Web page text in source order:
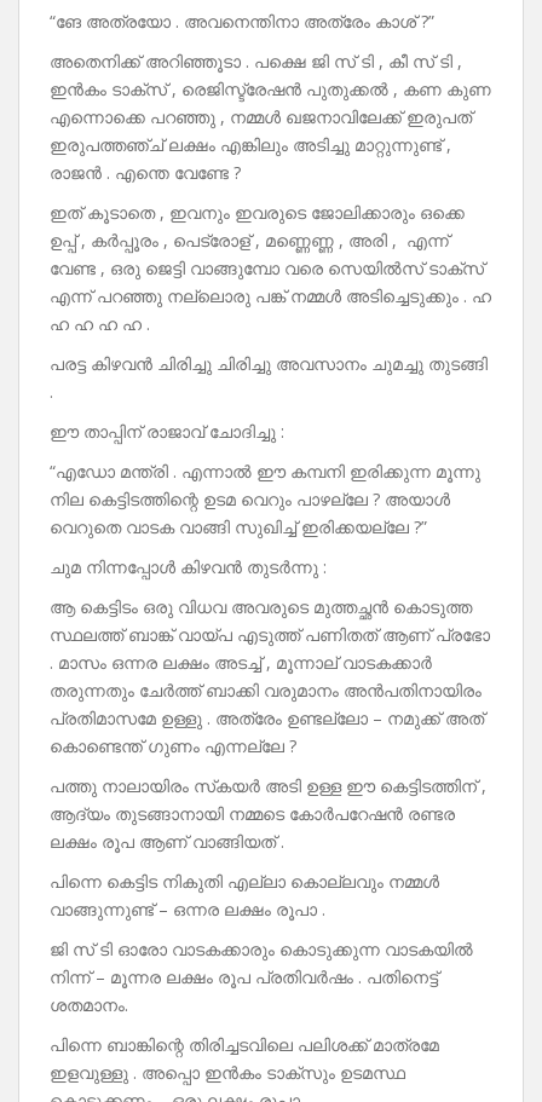
“ങേ അത്രയോ . അവനെന്തിനാ അത്രേം കാശ് ?”
അതെനിക്ക് അറിഞ്ഞൂടാ . പക്ഷെ ജി സ് ടി , കീ സ് ടി ,
ഇൻകം ടാക്സ് , രെജിസ്ട്രേഷൻ പുതുക്കൽ , കണ കുണ
എന്നൊക്കെ പറഞ്ഞു , നമ്മൾ ഖജനാവിലേക്ക് ഇരുപത്
ഇരുപത്തഞ്ച് ലക്ഷം എങ്കിലും അടിച്ചു മാറ്റുന്നുണ്ട് ,
രാജൻ . എന്തെ വേണ്ടേ ?
ഇത് കൂടാതെ , ഇവനും ഇവരുടെ ജോലിക്കാരും ഒക്കെ
ഉപ്പ് , കർപ്പൂരം , പെട്രോള് , മണ്ണെണ്ണ , അരി , എന്ന്
വേണ്ട , ഒരു ജെട്ടി വാങ്ങുമ്പോ വരെ സെയിൽസ് ടാക്സ്
എന്ന് പറഞ്ഞു നല്ലൊരു പങ്ക് നമ്മൾ അടിച്ചെടുക്കും . ഹ
ഹ ഹ ഹ ഹ .
പരട്ട കിഴവൻ ചിരിച്ചു ചിരിച്ചു അവസാനം ചുമച്ചു തുടങ്ങി
.
ഈ താപ്പിന് രാജാവ് ചോദിച്ചു :
“എഡോ മന്ത്രി . എന്നാൽ ഈ കമ്പനി ഇരിക്കുന്ന മൂന്നു
നില കെട്ടിടത്തിന്റെ ഉടമ വെറും പാഴല്ലേ ? അയാൾ
വെറുതെ വാടക വാങ്ങി സുഖിച്ച് ഇരിക്കയല്ലേ ?”
ചുമ നിന്നപ്പോൾ കിഴവൻ തുടർന്നു :
ആ കെട്ടിടം ഒരു വിധവ അവരുടെ മുത്തച്ഛൻ കൊടുത്ത
സ്ഥലത്ത് ബാങ്ക് വായ്പ എടുത്ത് പണിതത് ആണ് പ്രഭോ
. മാസം ഒന്നര ലക്ഷം അടച്ച് , മൂന്നാല് വാടകക്കാർ
തരുന്നതും ചേർത്ത് ബാക്കി വരുമാനം അൻപതിനായിരം
പ്രതിമാസമേ ഉള്ളു . അത്രേം ഉണ്ടല്ലോ – നമുക്ക് അത്
കൊണ്ടെന്ത് ഗുണം എന്നല്ലേ ?
പത്തു നാലായിരം സ്‌കയർ അടി ഉള്ള ഈ കെട്ടിടത്തിന് ,
ആദ്യം തുടങ്ങാനായി നമ്മടെ കോർപറേഷൻ രണ്ടര
ലക്ഷം രൂപ ആണ് വാങ്ങിയത് .
പിന്നെ കെട്ടിട നികുതി എല്ലാ കൊല്ലവും നമ്മൾ
വാങ്ങുന്നുണ്ട് – ഒന്നര ലക്ഷം രൂപാ .
ജി സ് ടി ഓരോ വാടകക്കാരും കൊടുക്കുന്ന വാടകയിൽ
നിന്ന് – മൂന്നര ലക്ഷം രൂപ പ്രതിവർഷം . പതിനെട്ട്
ശതമാനം.
പിന്നെ ബാങ്കിന്റെ തിരിച്ചടവിലെ പലിശക്ക് മാത്രമേ
ഇളവുള്ളു . അപ്പൊ ഇൻകം ടാക്‌സും ഉടമസ്ഥ